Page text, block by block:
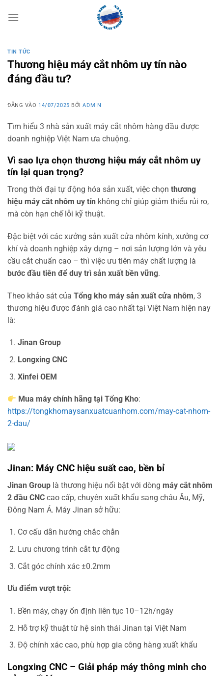
qua
TIN TỨC
Thương hiệu máy cắt nhôm uy tín nào
đáng đầu tư?
ĐĂNG VÀO 14/07/2025 BỞIADMIN
Tìm hiểu 3 nhà sản xuất máy cắt nhôm hàng đầu được
doanh nghiệp Việt Nam ưa chuộng.
Vì sao lựa chọn thương hiệu máy cắt nhôm uy
tín lại quan trọng?
Trong thời đại tự động hóa sản xuất, việc chọn thương
hiệu máy cắt nhôm uy tín không chỉ giúp giảm thiểu rủi ro,
mà còn hạn chế lỗi kỹ thuật.
Đặc biệt với các xưởng sản xuất cửa nhôm kính, xưởng cơ
khí và doanh nghiệp xây dựng – nơi sản lượng lớn và yêu
cầu cắt chuẩn cao – thì việc ưu tiên máy chất lượng là
bước đầu tiên để duy trì sản xuất bền vững.
Theo khảo sát của Tổng kho máy sản xuất cửa nhôm, 3
thương hiệu được đánh giá cao nhất tại Việt Nam hiện nay
là:
Jinan Group
Longxing CNC
Xinfei OEM
Mua máy chính hãng tại Tổng Kho:
https://tongkhomaysanxuatcuanhom.com/may-cat-nhom-
2-dau/
Jinan: Máy CNC hiệu suất cao, bền bỉ
Jinan Group là thương hiệu nổi bật với dòng máy cắt nhôm
2 đầu CNC cao cấp, chuyên xuất khẩu sang châu Âu, Mỹ,
Đông Nam Á. Máy Jinan sở hữu:
Cơ cấu dẫn hướng chắc chắn
Lưu chương trình cắt tự động
Cắt góc chính xác ±0.2mm
Ưu điểm vượt trội:
Bền máy, chạy ổn định liên tục 10–12h/ngày
Hỗ trợ kỹ thuật từ hệ sinh thái Jinan tại Việt Nam
Độ chính xác cao, phù hợp gia công hàng xuất khẩu
Longxing CNC – Giải pháp máy thông minh cho